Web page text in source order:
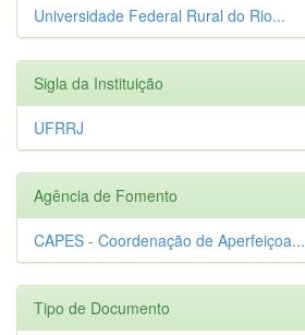
Universidade Federal Rural do Rio...
Sigla da Instituição
UFRRJ
Agência de Fomento
CAPES - Coordenação de Aperfeiçoa...
Tipo de Documento